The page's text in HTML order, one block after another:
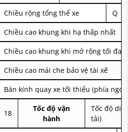
Chiều rộng tổng thể xe Q
Chiều cao khung khi hạ thấp nhất
Chiều cao khung khi mở rộng tối đa
Chiều cao mái che bảo vệ tài xế
Bán kính quay xe tối thiểu (phía
18
Tốc độ vận
hành
Tốc độ di
tải)